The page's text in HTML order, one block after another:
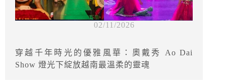
02/11/2026
穿越千年時光的優雅風華：奧戴秀 Ao Dai
Show 燈光下綻放越南最溫柔的靈魂